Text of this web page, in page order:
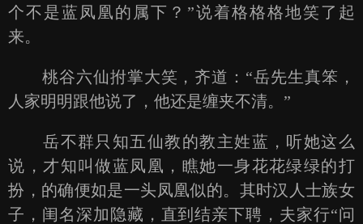
个不是蓝凤凰的属下？”说着格格格地笑了起
来。
桃谷六仙拊掌大笑，齐道：“岳先生真笨，
人家明明跟他说了，他还是缠夹不清。”
岳不群只知五仙教的教主姓蓝，听她这么
说，才知叫做蓝凤凰，瞧她一身花花绿绿的打
扮，的确便如是一头凤凰似的。其时汉人士族女
子，闺名深加隐藏，直到结亲下聘，夫家行“问